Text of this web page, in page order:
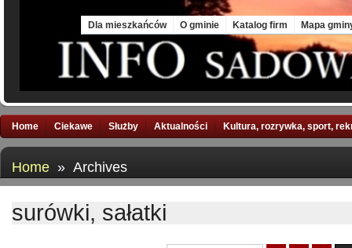
Dla mieszkańców O gminie Katalog firm Mapa
Home Ciekawe Służby Aktualności Kultura, rozrywka, sport,
Home » Archives
surówki, sałatki